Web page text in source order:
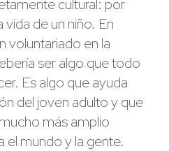
cultural: por
vida de un niño. En
voluntariado en la
ser algo que todo
Es algo que ayuda
del joven adulto y que
más amplio
mundo y la gente.